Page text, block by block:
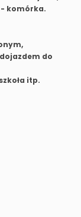
komórka.
do
itp.